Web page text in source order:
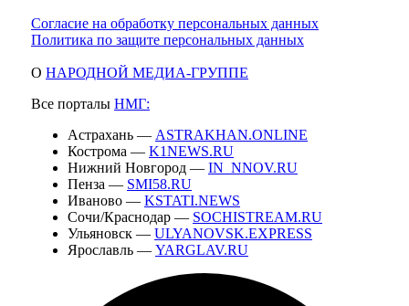
Согласие на обработку персональных данных
Политика по защите персональных данных
О НАРОДНОЙ МЕДИА-ГРУППЕ
Все порталы НМГ:
Астрахань — ASTRAKHAN.ONLINE
Кострома — K1NEWS.RU
Нижний Новгород — IN_NNOV.RU
Пенза — SMI58.RU
Иваново — KSTATI.NEWS
Сочи/Краснодар — SOCHISTREAM.RU
Ульяновск — ULYANOVSK.EXPRESS
Ярославль — YARGLAV.RU